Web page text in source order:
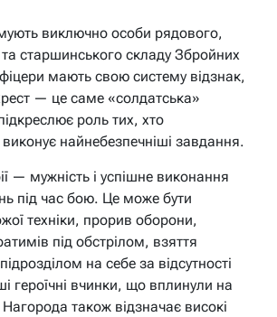
виключно особи рядового,
старшинського складу Збройних
мають свою систему відзнак,
— це саме «солдатська»
роль тих, хто
найнебезпечніші завдання.
— мужність і успішне виконання
під час бою. Це може бути
техніки, прорив оборони,
під обстрілом, взяття
на себе за відсутності
героїчні вчинки, що вплинули на
також відзначає високі